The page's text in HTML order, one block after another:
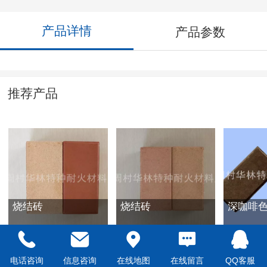
产品详情 产品参数
推荐产品
烧结砖 烧结砖 深咖啡
电话咨询 信息咨询 在线地图 在线留言 QQ客服